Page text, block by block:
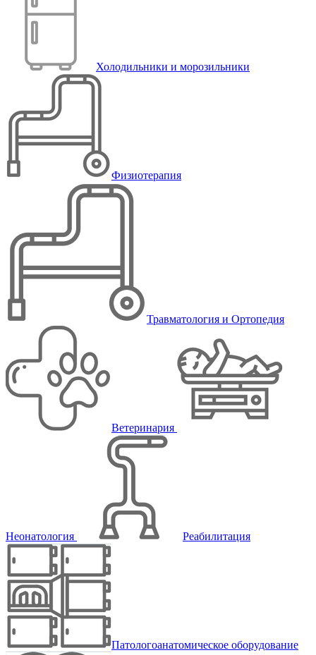
Холодильники и морозильники
Физиотерапия
Травматология и Ортопедия
Ветеринария
Неонатология Реабилитация
Патологоанатомическое оборудование